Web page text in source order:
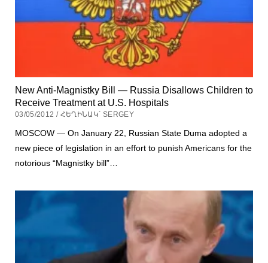
New Anti-Magnistky Bill — Russia Disallows Children to
Receive Treatment at U.S. Hospitals
03/05/2012 / ՀԵՂԻՆԱԿ՝ SERGEY
MOSCOW — On January 22, Russian State Duma adopted a
new piece of legislation in an effort to punish Americans for the
notorious “Magnistky bill”…